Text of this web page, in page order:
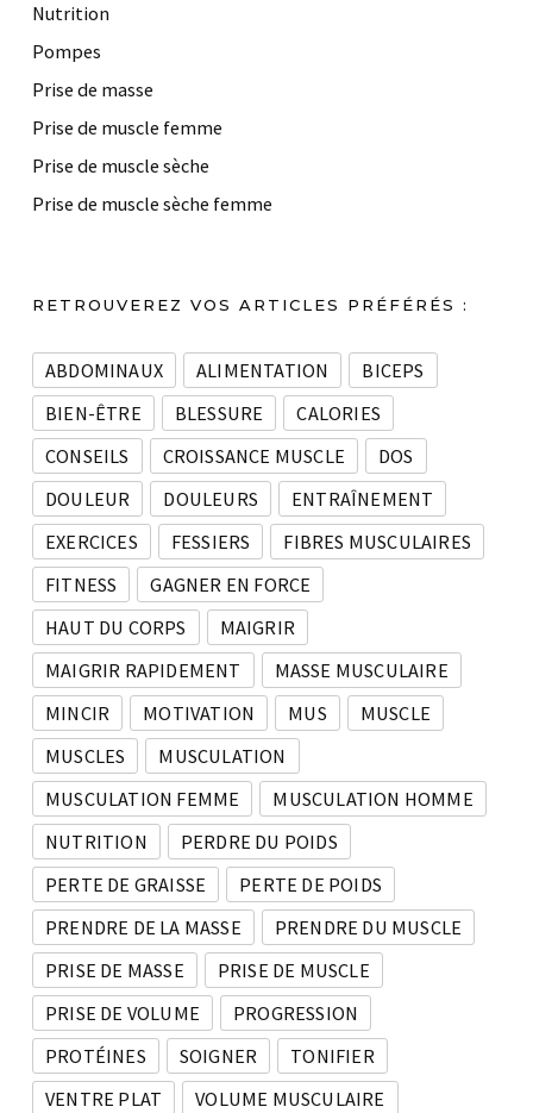
Nutrition
Pompes
Prise de masse
Prise de muscle femme
Prise de muscle sèche
Prise de muscle sèche femme
RETROUVEREZ VOS ARTICLES PRÉFÉRÉS :
ABDOMINAUX ALIMENTATION
BICEPS
BIEN-ÊTRE
BLESSURE
CALORIES
CONSEILS
CROISSANCE MUSCLE
DOS
DOULEUR
DOULEURS
ENTRAÎNEMENT
EXERCICES
FESSIERS
FIBRES MUSCULAIRES
FITNESS
GAGNER EN FORCE
HAUT DU CORPS
MAIGRIR
MAIGRIR RAPIDEMENT
MASSE MUSCULAIRE
MINCIR
MOTIVATION MUS
MUSCLE
MUSCLES
MUSCULATION
MUSCULATION FEMME
MUSCULATION HOMME
NUTRITION
PERDRE DU POIDS
PERTE DE GRAISSE
PERTE DE POIDS
PRENDRE DE LA MASSE
PRENDRE DU MUSCLE
PRISE DE MASSE
PRISE DE MUSCLE
PRISE DE VOLUME
PROGRESSION
PROTÉINES
SOIGNER
TONIFIER
VENTRE PLAT
VOLUME MUSCULAIRE